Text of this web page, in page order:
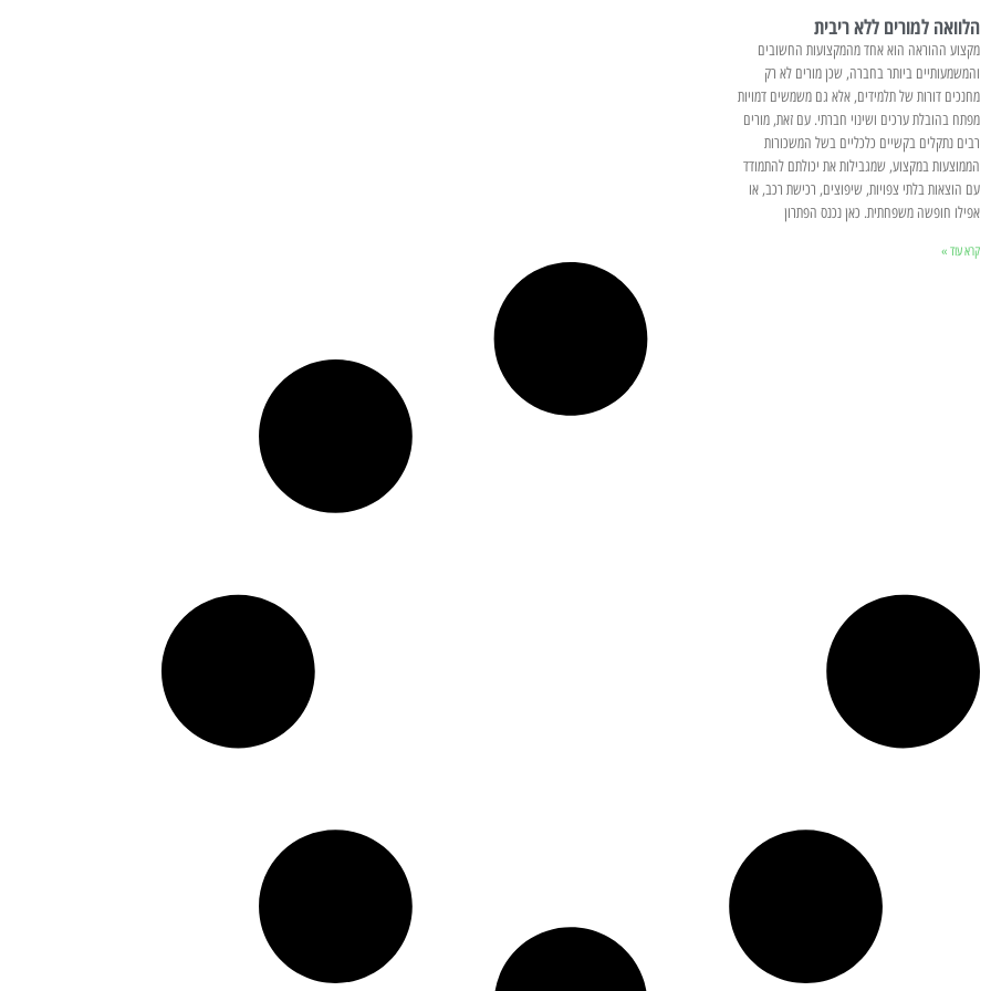
הלוואה למורים ללא ריבית
מקצוע ההוראה הוא אחד מהמקצועות החשובים
והמשמעותיים ביותר בחברה, שכן מורים לא רק
מחנכים דורות של תלמידים, אלא גם משמשים דמויות
מפתח בהובלת ערכים ושינוי חברתי. עם זאת, מורים
רבים נתקלים בקשיים כלכליים בשל המשכורות
הממוצעות במקצוע, שמגבילות את יכולתם להתמודד
עם הוצאות בלתי צפויות, שיפוצים, רכישת רכב, או
אפילו חופשה משפחתית. כאן נכנס הפתרון
קרא עוד »